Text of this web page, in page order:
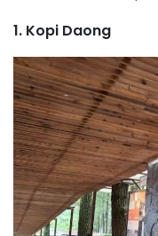
1. Kopi Daong